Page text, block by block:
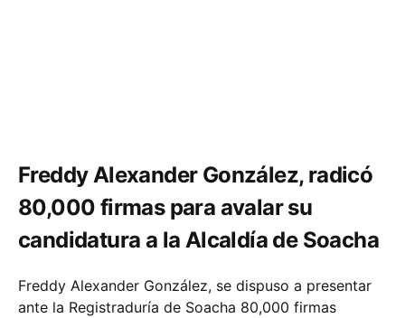
Freddy Alexander González, radicó
80,000 firmas para avalar su
candidatura a la Alcaldía de Soacha
Freddy Alexander González, se dispuso a presentar
ante la Registraduría de Soacha 80,000 firmas